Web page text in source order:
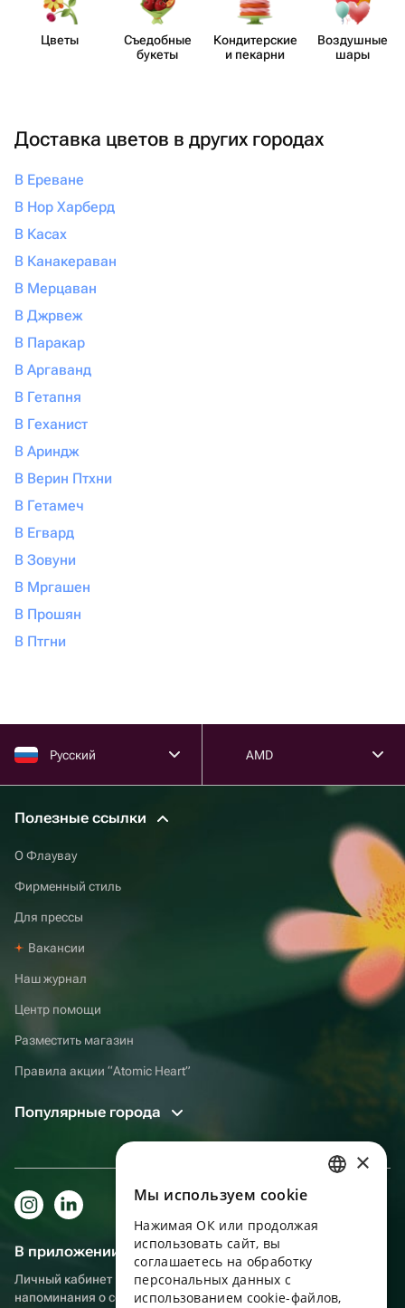
Цветы
Съедобные
букеты
Кондит​ерские
и пекарни
Воздушные
шары
Доставка цветов в других городах
В Ереване
В Нор Харберд
В Касах
В Канакераван
В Мерцаван
В Джрвеж
В Паракар
В Аргаванд
В Гетапня
В Геханист
В Ариндж
В Верин Птхни
В Гетамеч
В Егвард
В Зовуни
В Мргашен
В Прошян
В Птгни
Русский AMD
Полезные ссылки
О Флаувау
Фирменный стиль
Для прессы
Вакансии
Наш журнал
Центр помощи
Разместить магазин
Правила акции “Atomic Heart”
Популярные города
В приложении еще удобнее!
Личный кабинет получателя, больше бонусов за покупки и
напоминания о событиях
ENGLISH
UKRAINIAN
PORTUGUESE
×
Мы используем сookie
Нажимая ОК или продолжая
использовать сайт, вы
соглашаетесь на обработку
персональных данных с
использованием cookie-файлов,